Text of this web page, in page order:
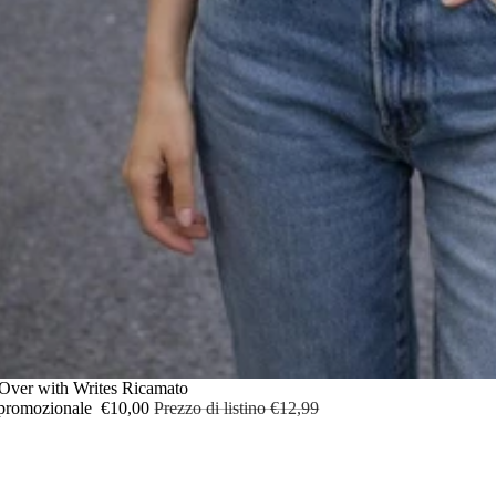
with Writes Ricamato
€10,00 Prezzo di listino€12,99